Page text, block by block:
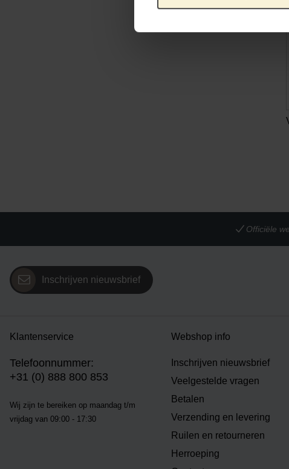
Officiële
Inschrijven nieuwsbrief
Klantenservice
Telefoonnummer:
+31 (0) 888 800 853
Wij zijn te bereiken op maandag t/m
vrijdag van 09:00 - 17:30
Webshop info
Inschrijven nieuwsbrief
Veelgestelde vragen
Betalen
Verzending en levering
Ruilen en retourneren
Herroeping